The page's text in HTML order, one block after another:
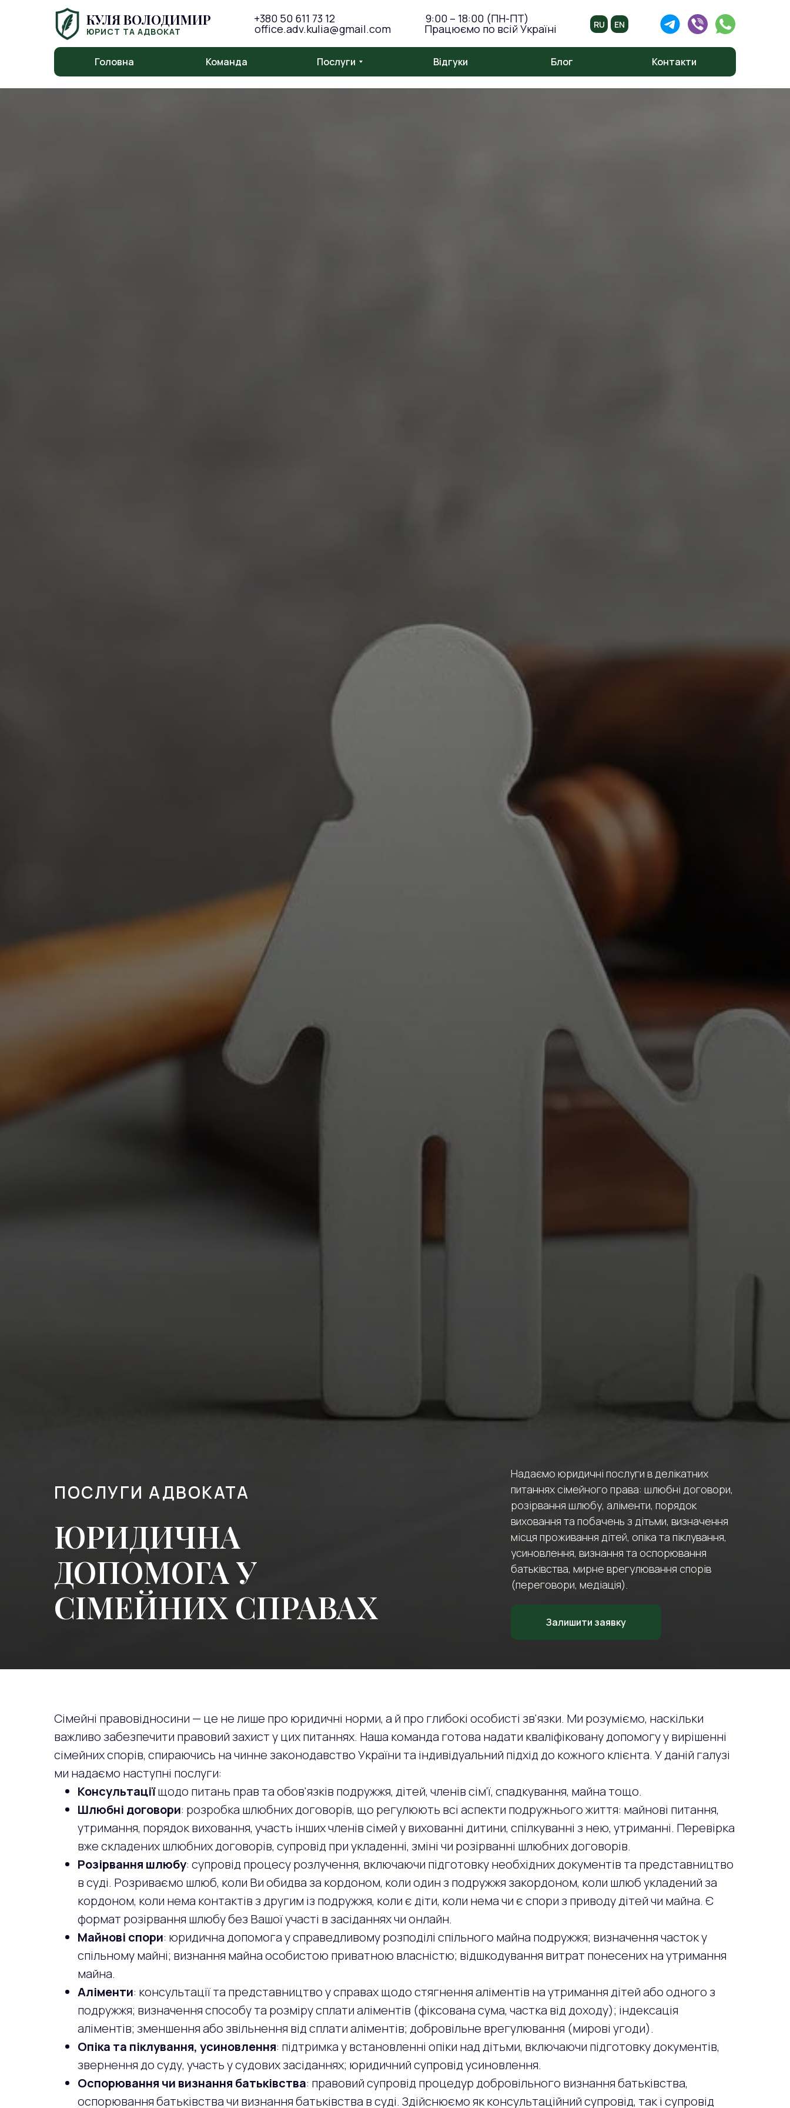
Працюємо по всій Україні
9:00 – 18:00 (ПН-ПТ)
office.adv.kulia@gmail.com
+380 50 611 73 12
Контакти
Блог
Відгуки
Головна Послуги
Команда
КУЛЯ ВОЛОДИМИР
ЮРИСТ ТА АДВОКАТ
RU EN
ПОСЛУГИ АДВОКАТА
ЮРИДИЧНА
ДОПОМОГА У
СІМЕЙНИХ СПРАВАХ
Надаємо юридичні послуги в делікатних
питаннях сімейного права: шлюбні договори,
розірвання шлюбу, аліменти, порядок
виховання та побачень з дітьми, визначення
місця проживання дітей, опіка та піклування,
усиновлення, визнання та оспорювання
батьківства, мирне врегулювання спорів
(переговори, медіація).
Залишити заявку
Сімейні правовідносини — це не лише про юридичні норми, а й про глибокі особисті зв'язки. Ми розуміємо, наскільки
важливо забезпечити правовий захист у цих питаннях. Наша команда готова надати кваліфіковану допомогу у вирішенні
сімейних спорів, спираючись на чинне законодавство України та індивідуальний підхід до кожного клієнта. У даній галузі
ми надаємо наступні послуги:
Консультаціїщодо питань прав та обов'язків подружжя, дітей, членів сім’ї, спадкування, майна тощо.
Шлюбні договори: розробка шлюбних договорів, що регулюють всі аспекти подружнього життя: майнові питання,
утримання, порядок виховання, участь інших членів сімей у вихованні дитини, спілкуванні з нею, утриманні. Перевірка
вже складених шлюбних договорів, супровід при укладенні, зміні чи розірванні шлюбних договорів.
Розірвання шлюбу: супровід процесу розлучення, включаючи підготовку необхідних документів та представництво
в суді. Розриваємо шлюб, коли Ви обидва за кордоном, коли один з подружжя закордоном, коли шлюб укладений за
кордоном, коли нема контактів з другим із подружжя, коли є діти, коли нема чи є спори з приводу дітей чи майна. Є
формат розірвання шлюбу без Вашої участі в засіданнях чи онлайн.
Майнові спори: юридична допомога у справедливому розподілі спільного майна подружжя; визначення часток у
спільному майні; визнання майна особистою приватною власністю; відшкодування витрат понесених на утримання
майна.
Аліменти: консультації та представництво у справах щодо стягнення аліментів на утримання дітей або одного з
подружжя; визначення способу та розміру сплати аліментів (фіксована сума, частка від доходу); індексація
аліментів; зменшення або звільнення від сплати аліментів; добровільне врегулювання (мирові угоди).
Опіка та піклування, усиновлення: підтримка у встановленні опіки над дітьми, включаючи підготовку документів,
звернення до суду, участь у судових засіданнях; юридичний супровід усиновлення.
Оспорювання чи визнання батьківства: правовий супровід процедур добровільного визнання батьківства,
оспорювання батьківства чи визнання батьківства в суді. Здійснюємо як консультаційний супровід, так і супровід